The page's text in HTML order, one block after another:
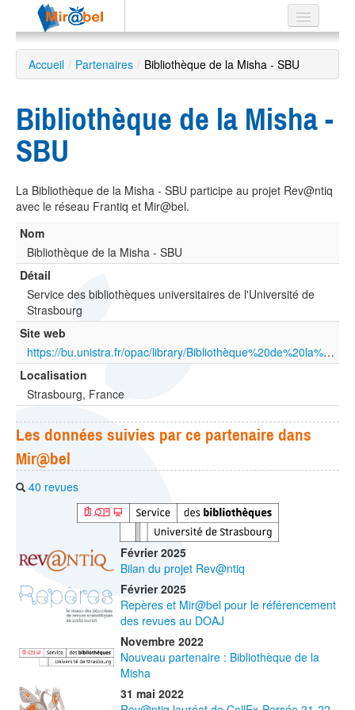
Le réseau
Soutien
Listes
Recherche
avancée
EN
ES
?
Accueil / Partenaires / Bibliothèque de la Misha - SBU
Bibliothèque de la Misha -
SBU
La Bibliothèque de la Misha - SBU participe au projet Rev@ntiq
avec le réseau Frantiq et Mir@bel.
Nom
Bibliothèque de la Misha - SBU
Détail
Service des bibliothèques universitaires de l'Université de
Strasbourg
Site web
https://bu.unistra.fr/opac/library/Bibliothèque%20de%20la%20Misha%20-%20Strasbourg/BUSMH
Localisation
Strasbourg, France
Les données suivies par ce partenaire dans
Mir@bel
40 revues
Février 2025
Bilan du projet Rev@ntiq
Février 2025
Repères et Mir@bel pour le référencement
des revues au DOAJ
Novembre 2022
Nouveau partenaire : Bibliothèque de la
Misha
31 mai 2022